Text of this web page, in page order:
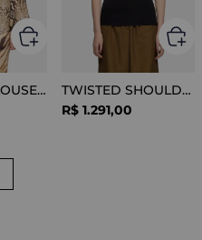
BALLOON BLOUSE VISCOSE SNAKE
TWISTED SHOULDER TEE LYOCELL BLACK
R$ 1.291,00